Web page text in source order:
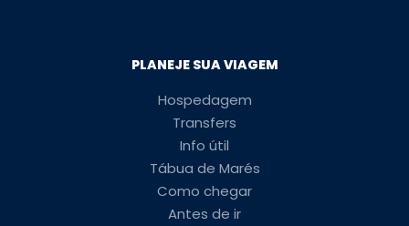
PLANEJE SUA VIAGEM
Hospedagem
Transfers
Info útil
Tábua de Marés
Como chegar
Antes de ir